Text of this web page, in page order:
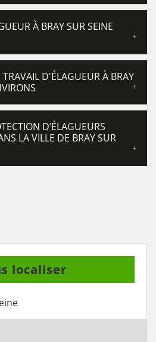
À BRAY SUR SEINE
TRAVAIL D'ÉLAGUEUR À BRAY
D’ÉLAGUEURS
LA VILLE DE BRAY SUR
localiser